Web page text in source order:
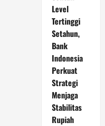
Level
Tertinggi
Setahun,
Bank
Indonesia
Perkuat
Strategi
Menjaga
Stabilitas
Rupiah